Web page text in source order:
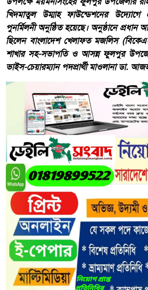
খিদমাতুল উম্মাহ ফাউন্ডেশনের
পুনর্মিলনী অনুষ্ঠিত হয়েছে। অনুষ্ঠানে প্রধান
ছিলেন বাংলাদেশ খেলাফত মজলিস
শাখার সহ-সভাপতি ও আসন্ন ফুলপুর
ভাইস-চেয়ারম্যান পদপ্রার্থী মাওলানা ডা.